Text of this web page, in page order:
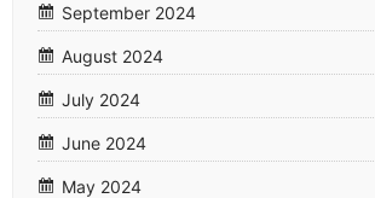
September 2024
August 2024
July 2024
June 2024
May 2024